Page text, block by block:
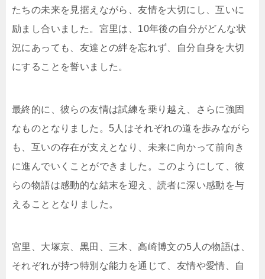
たちの未来を見据えながら、友情を大切にし、互いに
励まし合いました。宮里は、10年後の自分がどんな状
況にあっても、友達との絆を忘れず、自分自身を大切
にすることを誓いました。
最終的に、彼らの友情は試練を乗り越え、さらに強固
なものとなりました。5人はそれぞれの道を歩みながら
も、互いの存在が支えとなり、未来に向かって前向き
に進んでいくことができました。このようにして、彼
らの物語は感動的な結末を迎え、読者に深い感動を与
えることとなりました。
宮里、大塚京、黒田、三木、高崎博文の5人の物語は、
それぞれが持つ特別な能力を通じて、友情や愛情、自